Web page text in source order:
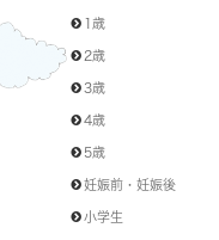
1歳
2歳
3歳
4歳
5歳
妊娠前・妊娠後
小学生